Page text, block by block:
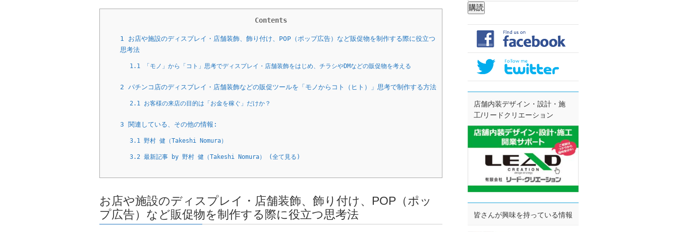
Contents
1 お店や施設のディスプレイ・店舗装飾、飾り付け、POP（ポップ広告）など販促物を制作する際に役立つ
思考法
1.1 「モノ」から「コト」思考でディスプレイ・店舗装飾をはじめ、チラシやDMなどの販促物を考える
2 パチンコ店のディスプレイ・店舗装飾などの販促ツールを「モノからコト（ヒト）」思考で制作する方法
2.1 お客様の来店の目的は「お金を稼ぐ」だけか？
3 関連している、その他の情報:
3.1 野村 健（Takeshi Nomura）
3.2 最新記事 by 野村 健（Takeshi Nomura） (全て見る)
お店や施設のディスプレイ・店舗装飾、飾り付け、POP（ポッ
プ広告）など販促物を制作する際に役立つ思考法
購読
店舗内装デザイン・設計・施
工/リードクリエーション
皆さんが興味を持っている情報